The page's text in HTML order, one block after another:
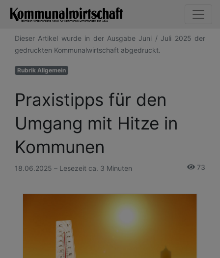
Dieser Artikel wurde in der Ausgabe Juni / Juli 2025 der
gedruckten Kommunalwirtschaft abgedruckt.
Rubrik Allgemein
Praxistipps für den
Umgang mit Hitze in
Kommunen
18.06.2025 – Lesezeit ca. 3 Minuten 73